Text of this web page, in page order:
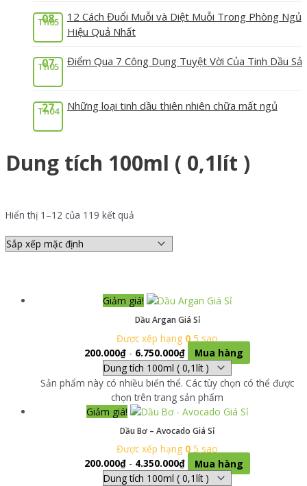
08
Th05
12 Cách Đuổi Muỗi và Diệt Muỗi Trong Phòng Ngủ
Hiệu Quả Nhất
07
Th05 Điểm Qua 7 Công Dụng Tuyệt Vời Của Tinh Dầu Sả
27
Th04 Những loại tinh dầu thiên nhiên chữa mất ngủ
Dung tích 100ml ( 0,1lít )
Hiển thị 1–12 của 119 kết quả
Giảm giá!
Dầu Argan Giá Sỉ
Được xếp hạng 0 5 sao
200.000₫- 6.750.000₫ Mua hàng
Sản phẩm này có nhiều biến thể. Các tùy chọn có thể được
chọn trên trang sản phẩm
Giảm giá!
Dầu Bơ – Avocado Giá Sỉ
Được xếp hạng 0 5 sao
200.000₫- 4.350.000₫ Mua hàng